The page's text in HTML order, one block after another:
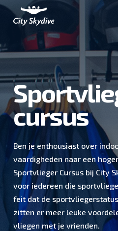
Ga
naar
hoofdinhoud
cursus
Ben je enthousiast over
vaardigheden naar een
Sportvlieger Cursus bij City
voor iedereen die
feit dat de
zitten er meer leuke
vliegen met je vrienden.